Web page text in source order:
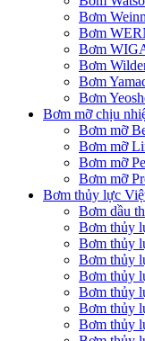
Bơm
Bơm
Bơm
Bơm
Bơm
Bơm
Bơm mỡ chịu
Bơm mỡ
Bơm mỡ
Bơm mỡ
Bơm mỡ
Bơm thủy lực
Bơm dầu
Bơm thủy
Bơm thủy
Bơm thủy
Bơm thủy
Bơm thủy
Bơm thủy
Bơm thủy